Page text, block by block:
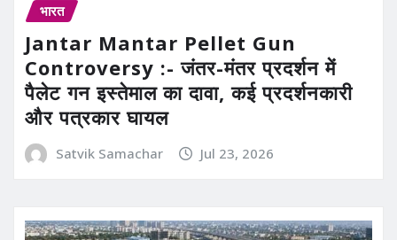
भारत
Jantar Mantar Pellet Gun
Controversy :- जंतर-मंतर प्रदर्शन में
पैलेट गन इस्तेमाल का दावा, कई प्रदर्शनकारी
और पत्रकार घायल
Satvik Samachar Jul 23, 2026